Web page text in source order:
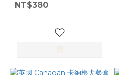
NT$380